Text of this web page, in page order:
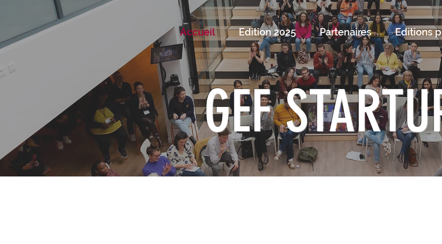
Edition 2025 Partenaires Editions
Accueil Edition 2025 Partenaires Editions
GEF